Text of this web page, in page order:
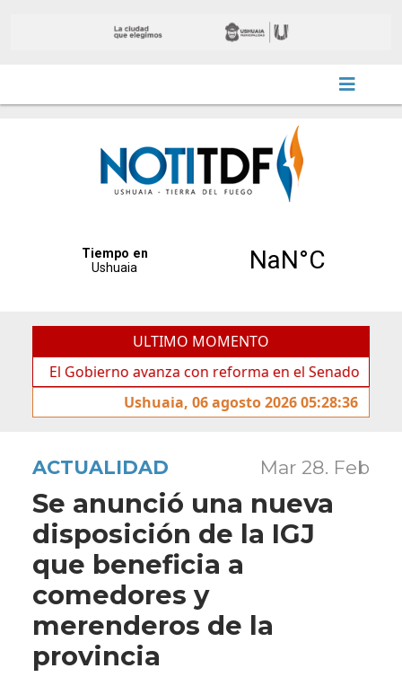
ULTIMO MOMENTO
avanza con reforma en el Senado
Ideas
Ushuaia, 06 agosto 2026 05:28:36
ACTUALIDAD Mar 28. Feb
Se anunció una nueva
disposición de la IGJ
que beneficia a
comedores y
merenderos de la
provincia